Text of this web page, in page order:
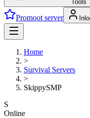
Tools
Promoot server
Home
>
Survival Servers
>
SkippySMP
S
Online